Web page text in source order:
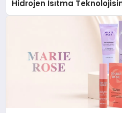
Hidrojen Isıtma
Düzenleyici Onaylarını Aldı